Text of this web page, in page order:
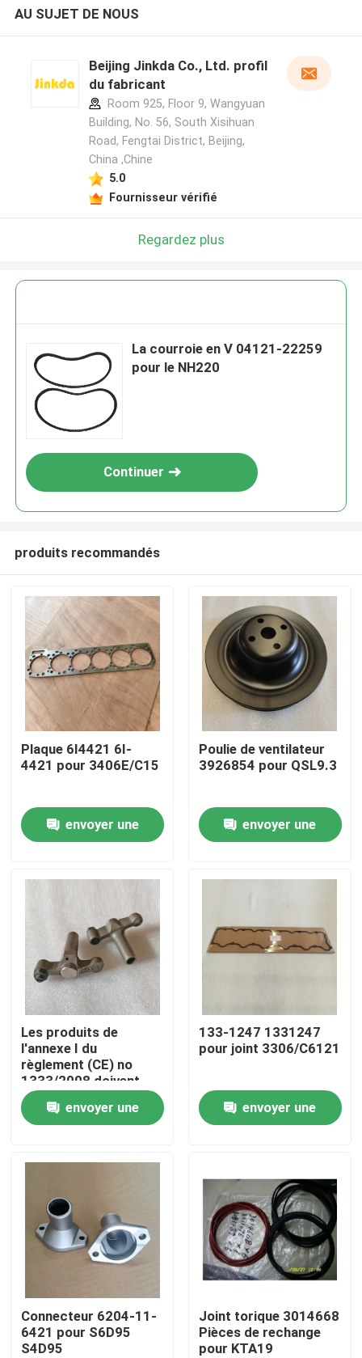
Produits
Vidéos
À propos de nous
Visite de l'usine
Contactez-nous
Nouvelles
télécharger
Le blog
AU SUJET DE NOUS
Beijing Jinkda Co., Ltd. profil
du fabricant
Room 925, Floor 9, Wangyuan
Building, No. 56, South Xisihuan
Road, Fengtai District, Beijing,
China ,Chine
5.0
Fournisseur vérifié
Regardez plus
La courroie en V 04121-22259
pour le NH220
Continuer
produits recommandés
Plaque 6I4421 6I-
4421 pour 3406E/C15
envoyer une
Poulie de ventilateur
3926854 pour QSL9.3
envoyer une
Les produits de
l'annexe I du
règlement (CE) no
1333/2008 doivent
être présentés à
l'assemblée générale.
envoyer une
133-1247 1331247
pour joint 3306/C6121
envoyer une
Connecteur 6204-11-
6421 pour S6D95
S4D95
Joint torique 3014668
Pièces de rechange
pour KTA19